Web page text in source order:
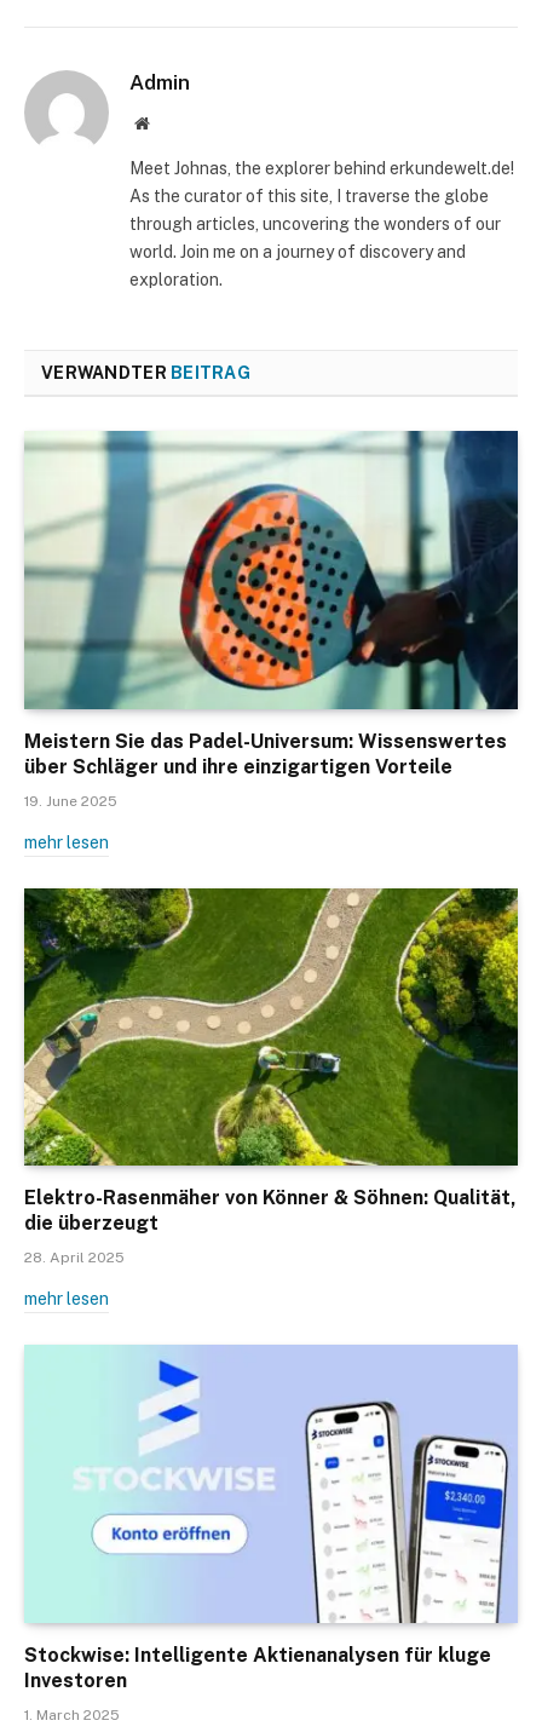
Admin
Website
Meet Johnas, the explorer behind erkundewelt.de!
As the curator of this site, I traverse the globe
through articles, uncovering the wonders of our
world. Join me on a journey of discovery and
exploration.
VERWANDTER BEITRAG
Meistern Sie das Padel-Universum: Wissenswertes
über Schläger und ihre einzigartigen Vorteile
19. June 2025
mehr lesen
Elektro-Rasenmäher von Könner & Söhnen: Qualität,
die überzeugt
28. April 2025
mehr lesen
Stockwise: Intelligente Aktienanalysen für kluge
Investoren
1. March 2025